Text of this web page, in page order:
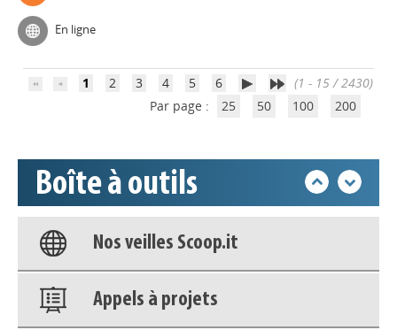
En ligne
1 2 3 4 5 6
(1 - 15 / 2430)
Par page :
25 50 100 200
Boîte à outils
Déposer une actu !
Accéder à son compte - (Se
déconnecter)
Base documentaire
Nos veilles Scoop.it
Appels à projets